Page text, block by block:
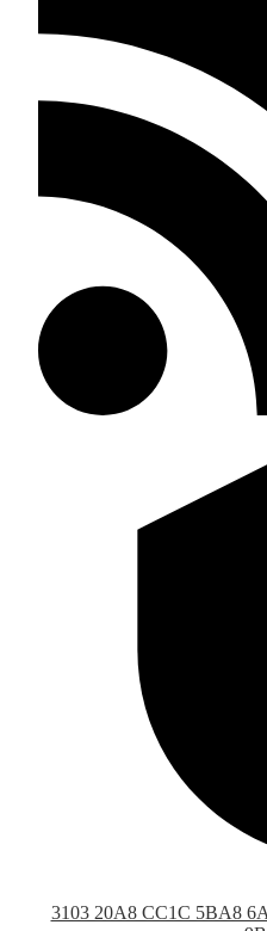
3103 20A8 CC1C 5BA8